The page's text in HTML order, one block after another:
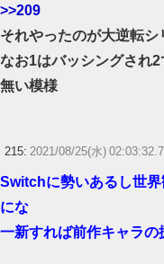
>>209
それやったのが大逆転シ
なお1はバッシングされ
無い模様
215: 2021/08/25(水)
Switchに勢いあるし世
にな
一新すれば前作キャラの